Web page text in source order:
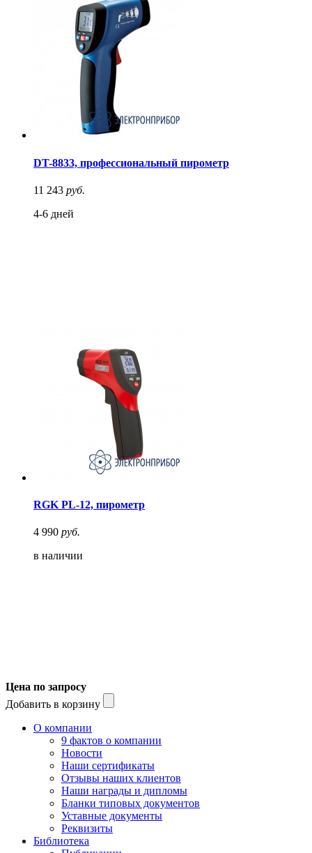
DT-8833, профессиональный пирометр
11 243 руб.
4-6 дней
RGK PL-12, пирометр
4 990 руб.
в наличии
Цена по запросу
Добавить в корзину
О компании
9 фактов о компании
Новости
Наши сертификаты
Отзывы наших клиентов
Наши награды и дипломы
Бланки типовых документов
Уставные документы
Реквизиты
Библиотека